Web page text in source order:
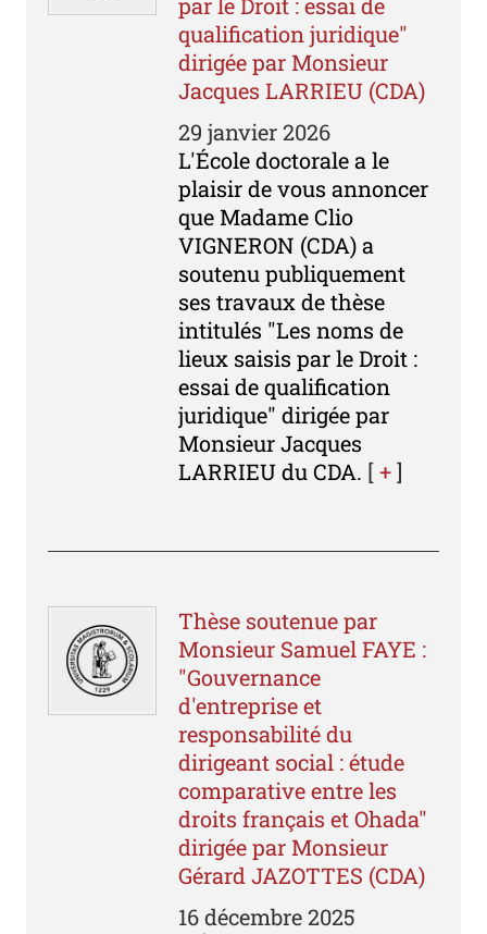
qualification juridique"
dirigée par Monsieur
Jacques LARRIEU (CDA)
29 janvier 2026
L'École doctorale a le
plaisir de vous annoncer
que Madame Clio
VIGNERON (CDA) a
soutenu publiquement
ses travaux de thèse
intitulés "Les noms de
lieux saisis par le Droit :
essai de qualification
juridique" dirigée par
Monsieur Jacques
LARRIEU du CDA. [+]
Thèse soutenue par
Monsieur Samuel FAYE :
"Gouvernance
d'entreprise et
responsabilité du
dirigeant social : étude
comparative entre les
droits français et Ohada"
dirigée par Monsieur
Gérard JAZOTTES (CDA)
16 décembre 2025